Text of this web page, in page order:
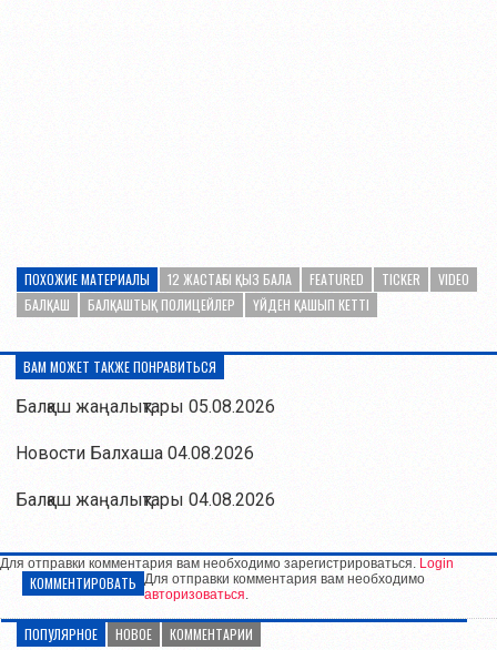
ПОХОЖИЕ МАТЕРИАЛЫ 12 ЖАСТАҒЫ ҚЫЗ БАЛА FEATURED TICKER
VIDEO
БАЛҚАШ
БАЛҚАШТЫҚ ПОЛИЦЕЙЛЕР ҮЙДЕН ҚАШЫП КЕТТІ
ВАМ МОЖЕТ ТАКЖЕ ПОНРАВИТЬСЯ
Балқаш жаңалықтары 05.08.2026
Новости Балхаша 04.08.2026
Балқаш жаңалықтары 04.08.2026
Для отправки комментария вам необходимо зарегистрироваться. Login
КОММЕНТИРОВАТЬ Для отправки комментария вам необходимо
авторизоваться.
ПОПУЛЯРНОЕ НОВОЕ КОММЕНТАРИИ